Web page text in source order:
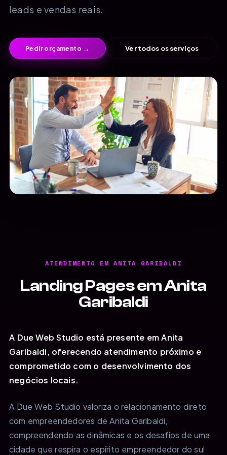
leads e vendas reais.
Pedir orçamento → Ver todos os serviços
ATENDIMENTO EM ANITA GARIBALDI
Landing Pages em Anita
Garibaldi
A Due Web Studio está presente em Anita
Garibaldi, oferecendo atendimento próximo e
comprometido com o desenvolvimento dos
negócios locais.
A Due Web Studio valoriza o relacionamento direto
com empreendedores de Anita Garibaldi,
compreendendo as dinâmicas e os desafios de uma
cidade que respira o espírito empreendedor do sul